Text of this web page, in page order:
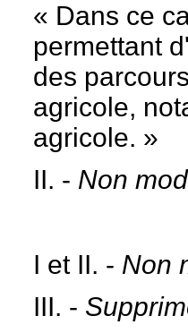
« Dans ce
permettant
des
agricole,
agricole. »
II. - Non
I et II. - Non
III. -